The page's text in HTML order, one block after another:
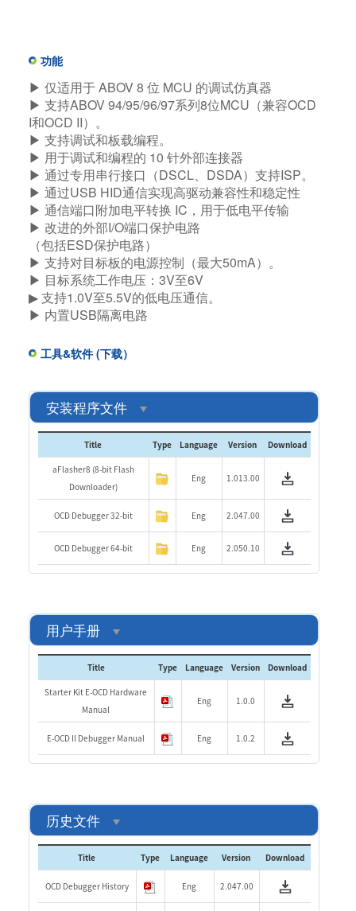
功能
▶ 仅适用于 ABOV 8 位 MCU 的调试仿真器​
▶ 支持ABOV 94/95/96/97系列8位MCU（兼容OCD
I和OCD II）。​
▶ 支持调试和板载编程。​
▶ 用于调试和编程的 10 针外部连接器​
▶ 通过专用串行接口（DSCL、DSDA）支持ISP。​
▶ 通过USB HID通信实现高驱动兼容性和稳定性​
▶ 通信端口附加电平转换 IC，用于低电平传输​
▶ 改进的外部I/O端口保护电路
（包括ESD保护电路）​
▶ 支持对目标板的电源控制（最大50mA）。​
▶ 目标系统工作电压：3V至6V​
▶ 支持1.0V至5.5V的低电压通信。
▶ 内置USB隔离电路
工具&软件 (下载）
安装程序文件
Title Type Language Version Download
aFlasher8 (8-bit Flash
Downloader)
Eng 1.013.00
OCD Debugger 32-bit Eng 2.047.00
OCD Debugger 64-bit Eng 2.050.10
用户手册
Title Type Language Version Download
Starter Kit E-OCD Hardware
Manual
Eng 1.0.0
E-OCD II Debugger Manual Eng 1.0.2
历史文件
Title Type Language Version Download
OCD Debugger History Eng 2.047.00